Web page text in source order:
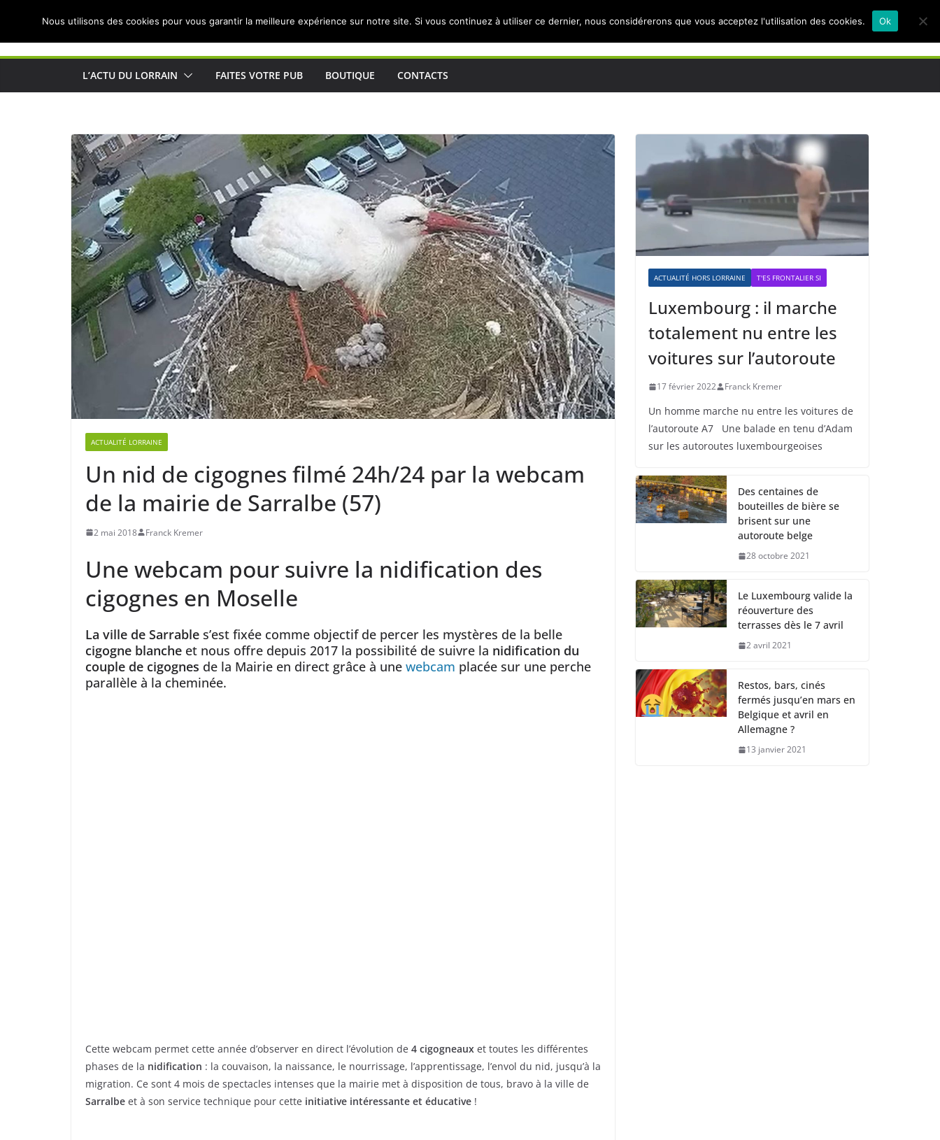
Actualités de Lorraine pour les Lorrains
L’ACTU DU LORRAIN FAITES VOTRE PUB BOUTIQUE CONTACTS
ACTUALITÉ LORRAINE
Un nid de cigognes filmé 24h/24 par la webcam
de la mairie de Sarralbe (57)
2 mai 2018 Franck Kremer
Une webcam pour suivre la nidification des
cigognes en Moselle
La ville de Sarrable s’est fixée comme objectif de percer les mystères de la belle
cigogne blanche et nous offre depuis 2017 la possibilité de suivre la nidification du
couple de cigognes de la Mairie en direct grâce à une webcam placée sur une perche
parallèle à la cheminée.
Cette webcam permet cette année d’observer en direct l’évolution de 4 cigogneaux et toutes les différentes
phases de la nidification : la couvaison, la naissance, le nourrissage, l’apprentissage, l’envol du nid, jusqu’à la
migration. Ce sont 4 mois de spectacles intenses que la mairie met à disposition de tous, bravo à la ville de
Sarralbe et à son service technique pour cette initiative intéressante et éducative !
ACTUALITÉ HORS LORRAINE T'ES FRONTALIER SI
Luxembourg : il marche
totalement nu entre les
voitures sur l’autoroute
17 février 2022 Franck Kremer
Un homme marche nu entre les voitures de
l’autoroute A7 Une balade en tenu d’Adam
sur les autoroutes luxembourgeoises
Des centaines de
bouteilles de bière se
brisent sur une
autoroute belge
28 octobre 2021
Le Luxembourg valide la
réouverture des
terrasses dès le 7 avril
2 avril 2021
Restos, bars, cinés
fermés jusqu’en mars en
Belgique et avril en
Allemagne ?
13 janvier 2021
Nous utilisons des cookies pour vous garantir la meilleure expérience sur notre site. Si vous continuez à utiliser ce dernier, nous considérerons que vous acceptez l'utilisation des cookies. Ok